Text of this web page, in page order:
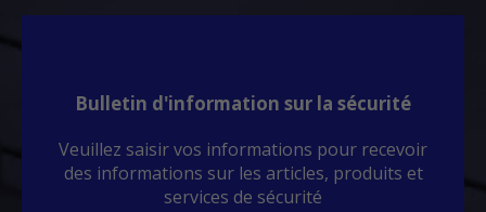
Bulletin d'information sur la sécurité
Veuillez saisir vos informations pour recevoir
des informations sur les articles, produits et
services de sécurité